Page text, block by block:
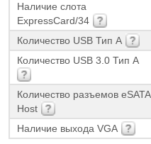
Наличие слота
ExpressCard/34
Количество USB Тип А
Количество USB 3.0 Тип А
Количество разъемов eSATA
Host
Наличие выхода VGA